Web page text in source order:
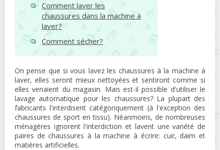
Comment laver les
chaussures dans la machine à
laver?
Comment sécher?
On pense que si vous lavez les chaussures à la machine à
laver, elles seront mieux nettoyées et sentiront comme si
elles venaient du magasin. Mais est-il possible d'utiliser le
lavage automatique pour les chaussures? La plupart des
fabricants l'interdisent catégoriquement (à l'exception des
chaussures de sport en tissu). Néanmoins, de nombreuses
ménagères ignorent l'interdiction et lavent une variété de
paires de chaussures à la machine à écrire: cuir, daim et
matières artificielles.